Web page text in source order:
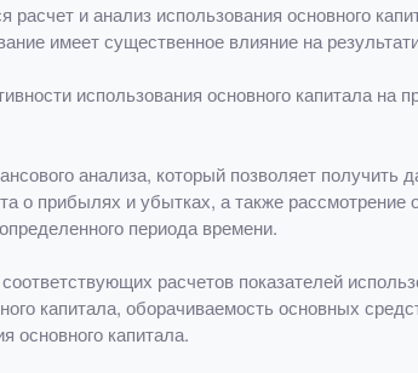
и анализ использования основного
имеет существенное влияние на
использования основного капитала на
анализа, который позволяет получить
о прибылях и убытках, а также
периода времени.
расчетов показателей
капитала, оборачиваемость основных
основного капитала.